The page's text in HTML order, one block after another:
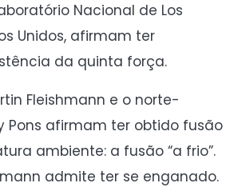
Nacional de Los
Unidos, afirmam ter
da quinta força.
Fleishmann e o norte-
Pons afirmam ter obtido fusão
ambiente: a fusão “a frio”.
admite ter se enganado.